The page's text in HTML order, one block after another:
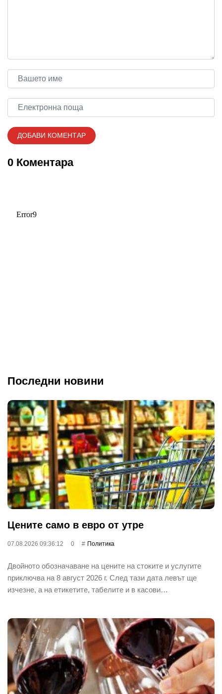
0 Коментара
Последни новини
Цените само в евро от утре
07.08.2026 09:36:12 0 Политика
Двойното обозначаване на цените на стоките и услугите
приключва на 8 август 2026 г. След тази дата левът ще
изчезне, а на етикетите, табелите и в касови…